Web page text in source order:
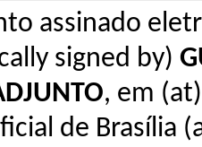
assinado
signed by)
, em
de Brasília